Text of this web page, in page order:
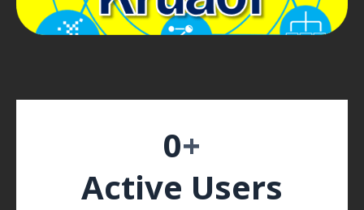
0+
Active Users